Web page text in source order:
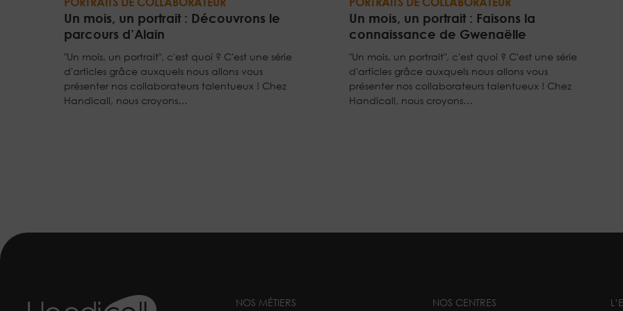
Un mois, un portrait : Découvrons le
parcours d’Alain
"Un mois, un portrait", c'est quoi ? C'est une série
d'articles grâce auxquels nous allons vous
présenter nos collaborateurs talentueux ! Chez
Handicall, nous croyons…
Un mois, un portrait : Faisons la
connaissance de Gwenaëlle
"Un mois, un portrait", c'est quoi ? C'est une série
d'articles grâce auxquels nous allons vous
présenter nos collaborateurs talentueux ! Chez
Handicall, nous croyons…
NOS MÉTIERS NOS CENTRES